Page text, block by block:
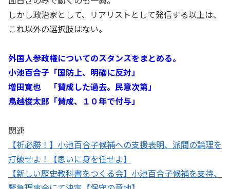
しかし政治家として、リアリストとして発信する以上は、
これ以外の選択肢はない。
外国人参政権についてのスタンスをまとめる。
小池百合子「国防上、明確に反対」
増田寛也 「賛成した過去。民意次第」
鳥越俊太郎「賛成、１０年で付与」
関連
【祈必勝！】小池百合子候補への支援表明、派閥の論理を
打破せよ！【思いに身を任せよ】
【新しい歴史教科書をつくる会】小池百合子候補を支持、